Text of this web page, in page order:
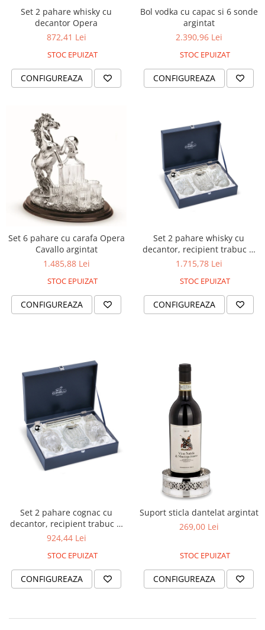
ARRIS
CELESTIAL PLATINUM
CORNUCOPIA
JASPER CONRAN GOLD
RENAISSANCE GOLD
BUTTERFLY BLOOM
OLD COUNTRY ROSES
PASHMINA
SIGNET PLATINUM
CELESTIAL GOLD
NATURE
CHINOISERIE WHITE
JASPER CONRAN WHITE
GILDED MUSE
WONDERLUST
SERENDIPITY GOLD
CELESTIAL
PATCHWORK WILLOW
BLUE LILY
HIBISCUS
SWAN
FLORENTINE TURQUOISE
ANTHEMION GREY
ORCHARD
RENAISSANCE RED
SERENDIPITY WHITE
FLOWER FESTIVAL BLUE
FLOWER FESTIVAL RED
LOVE BIRDS
Set 2 pahare whisky cu
decantor Opera
872,41 Lei
STOC EPUIZAT
CONFIGUREAZA
Bol vodka cu capac si 6 sonde
argintat
2.390,96 Lei
STOC EPUIZAT
CONFIGUREAZA
Set 6 pahare cu carafa Opera
Cavallo argintat
1.485,88 Lei
STOC EPUIZAT
CONFIGUREAZA
Set 2 pahare whisky cu
decantor, recipient trabuc si
cutter
1.715,78 Lei
STOC EPUIZAT
CONFIGUREAZA
Set 2 pahare cognac cu
decantor, recipient trabuc si
cutter
924,44 Lei
STOC EPUIZAT
CONFIGUREAZA
Suport sticla dantelat argintat
269,00 Lei
STOC EPUIZAT
CONFIGUREAZA